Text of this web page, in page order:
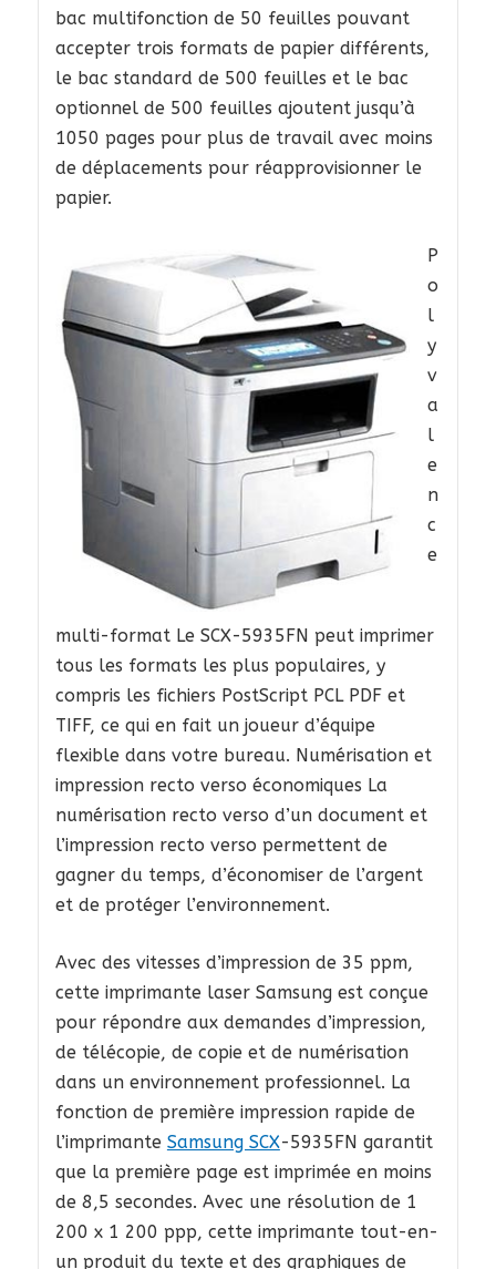
bac multifonction de 50 feuilles pouvant
accepter trois formats de papier différents,
le bac standard de 500 feuilles et le bac
optionnel de 500 feuilles ajoutent jusqu’à
1050 pages pour plus de travail avec moins
de déplacements pour réapprovisionner le
papier.
P
o
l
y
v
a
l
e
n
c
e
multi-format Le SCX-5935FN peut imprimer
tous les formats les plus populaires, y
compris les fichiers PostScript PCL PDF et
TIFF, ce qui en fait un joueur d’équipe
flexible dans votre bureau. Numérisation et
impression recto verso économiques La
numérisation recto verso d’un document et
l’impression recto verso permettent de
gagner du temps, d’économiser de l’argent
et de protéger l’environnement.
Avec des vitesses d’impression de 35 ppm,
cette imprimante laser Samsung est conçue
pour répondre aux demandes d’impression,
de télécopie, de copie et de numérisation
dans un environnement professionnel. La
fonction de première impression rapide de
l’imprimante Samsung SCX-5935FN garantit
que la première page est imprimée en moins
de 8,5 secondes. Avec une résolution de 1
200 x 1 200 ppp, cette imprimante tout-en-
un produit du texte et des graphiques de